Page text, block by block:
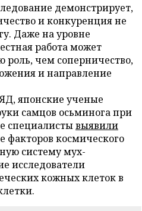
демонстрирует,
и конкуренция не
Даже на уровне
работа может
роль, чем соперничество,
и направление
японские ученые
самцов осьминога при
специалистывыявили
факторов космического
систему мух-
исследователи
кожных клеток в